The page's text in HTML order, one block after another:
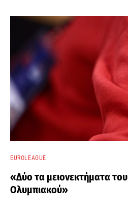
EUROLEAGUE
«Δύο τα μειονεκτήματα
Ολυμπιακού»